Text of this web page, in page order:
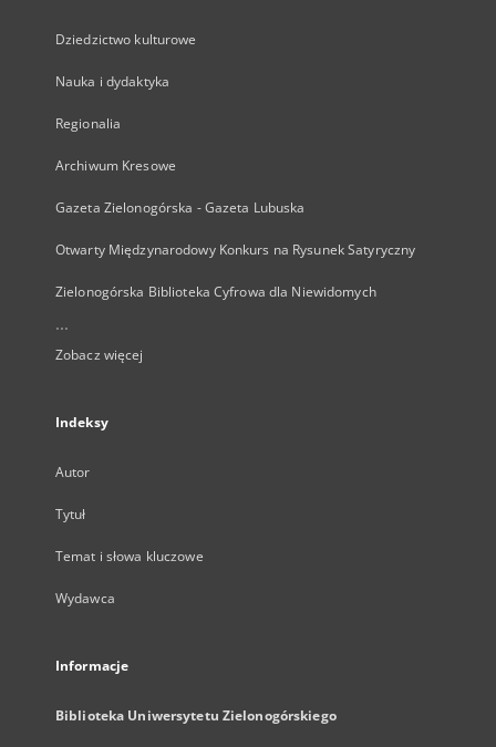
Dziedzictwo kulturowe
Nauka i dydaktyka
Regionalia
Archiwum Kresowe
Gazeta Zielonogórska - Gazeta Lubuska
Otwarty Międzynarodowy Konkurs na Rysunek Satyryczny
Zielonogórska Biblioteka Cyfrowa dla Niewidomych
...
Zobacz więcej
Indeksy
Autor
Tytuł
Temat i słowa kluczowe
Wydawca
Informacje
Biblioteka Uniwersytetu Zielonogórskiego